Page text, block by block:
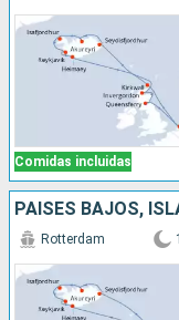
Comidas incluidas
PAISES BAJOS,
Rotterdam